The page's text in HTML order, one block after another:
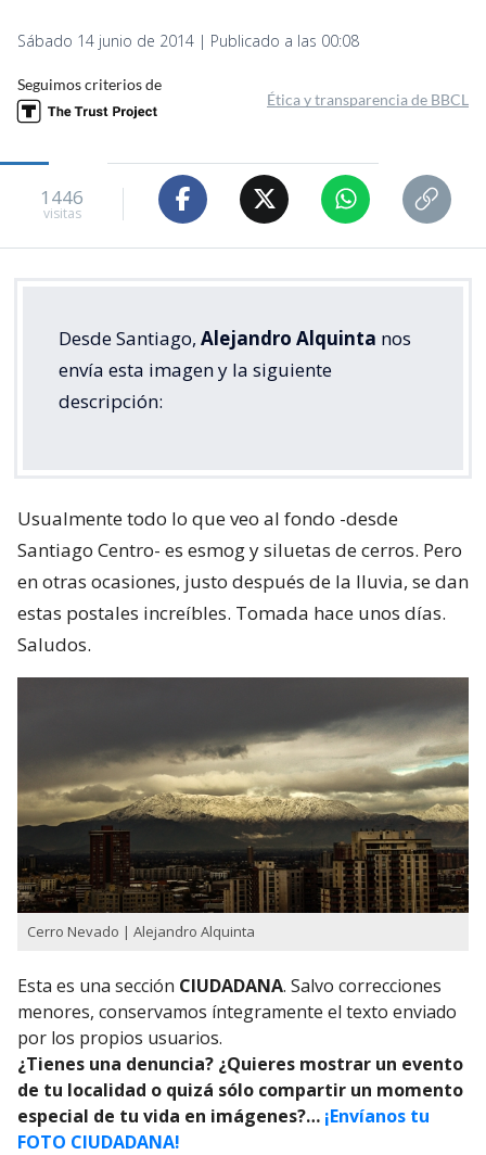
Sábado 14 junio de 2014 | Publicado a las 00:08
Seguimos criterios de
Ética y transparencia de BBCL
1446
visitas
Desde Santiago, Alejandro Alquinta nos
envía esta imagen y la siguiente
descripción:
Usualmente todo lo que veo al fondo -desde
Santiago Centro- es esmog y siluetas de cerros. Pero
en otras ocasiones, justo después de la lluvia, se dan
estas postales increíbles. Tomada hace unos días.
Saludos.
Cerro Nevado | Alejandro Alquinta
Esta es una sección CIUDADANA. Salvo correcciones
menores, conservamos íntegramente el texto enviado
por los propios usuarios.
¿Tienes una denuncia? ¿Quieres mostrar un evento
de tu localidad o quizá sólo compartir un momento
especial de tu vida en imágenes?… ¡Envíanos tu
FOTO CIUDADANA!